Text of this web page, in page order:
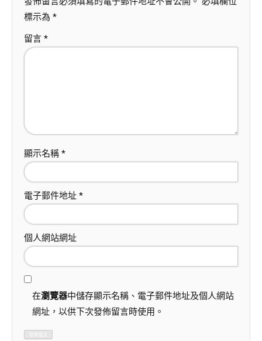
標示為 *
留言 *
顯示名稱 *
電子郵件地址 *
個人網站網址
在瀏覽器中儲存顯示名稱、電子郵件地址及個人網站
網址，以供下次發佈留言時使用。